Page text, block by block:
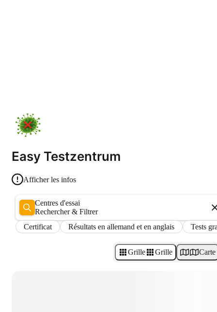
Easy Testzentrum
Afficher les infos
Centres d'essai
Rechercher & Filtrer
Certificat
Résultats en allemand et en anglais Tests
Grille Grille Carte